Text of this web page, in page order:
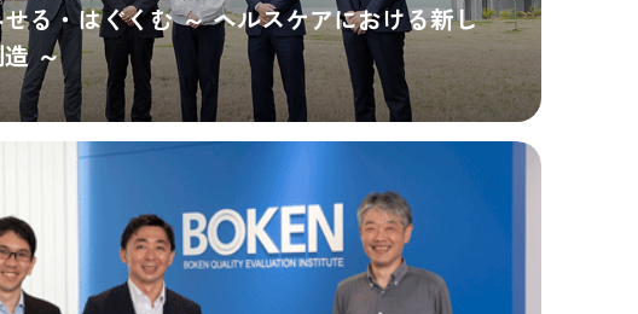
る・はぐくむ ～ ヘルスケアにおける新し
～